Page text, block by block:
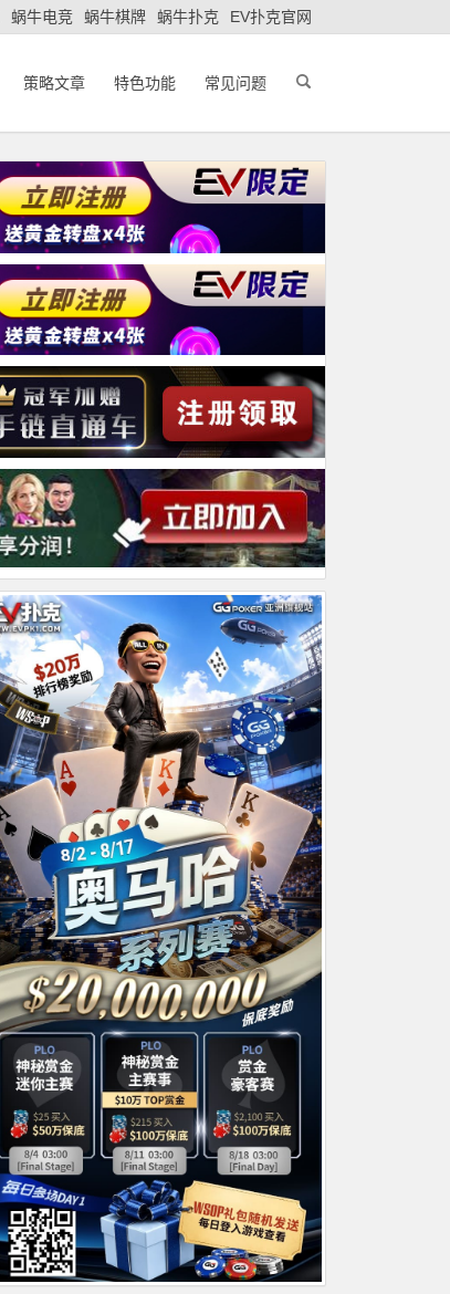
蜗牛电竞 蜗牛棋牌 蜗牛扑克 EV扑克官网
策略文章 特色功能 常见问题